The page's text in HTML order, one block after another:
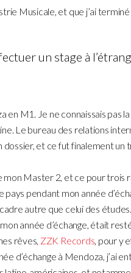
Musicale, et que j’ai terminé
un stage à
en M1. Je ne connaissais pas la
Le bureau des relations
et ce fut finalement un
Master 2, et ce pour trois
pendant mon année
autre que celui des
année d’échange, était
rêves, ZZK Records, pour y
d’échange à Mendoza, j’ai